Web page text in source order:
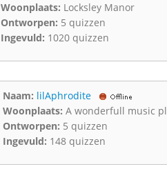
Woonplaats: Locksley Manor
Ontworpen: 5 quizzen
Ingevuld: 1020 quizzen
Naam: lilAphrodite
Woonplaats: A wonderfull music
Ontworpen: 5 quizzen
Ingevuld: 148 quizzen